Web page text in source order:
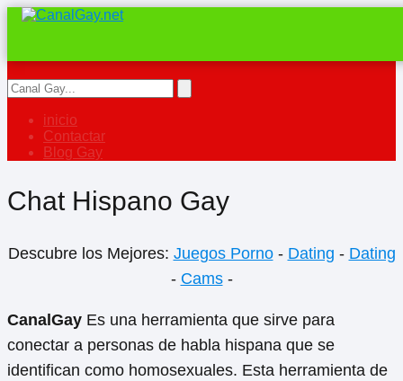
inicio
Contactar
Blog Gay
Chat Hispano Gay
Descubre los Mejores: Juegos Porno- Dating - Dating
- Cams-
CanalGay Es una herramienta que sirve para
conectar a personas de habla hispana que se
identifican como homosexuales. Esta herramienta de